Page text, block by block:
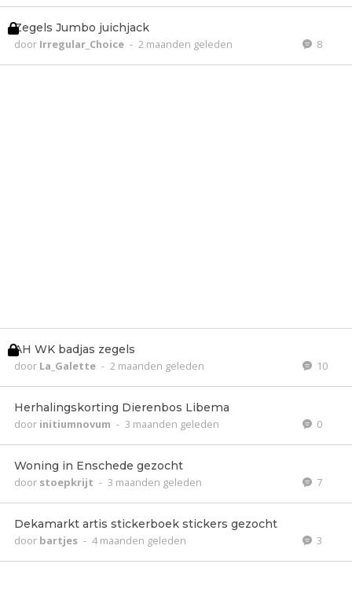
Zegels Jumbo juichjack
door Irregular_Choice - 2 maanden geleden 8
AH WK badjas zegels
door La_Galette - 2 maanden geleden 10
Herhalingskorting Dierenbos Libema
door initiumnovum - 3 maanden geleden 0
Woning in Enschede gezocht
door stoepkrijt - 3 maanden geleden 7
Dekamarkt artis stickerboek stickers gezocht
door bartjes - 4 maanden geleden 3